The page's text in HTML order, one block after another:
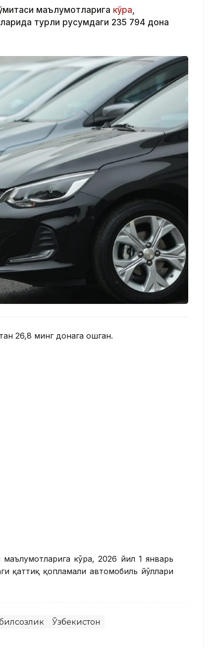
маълумотларига кўра,
турли русумдаги 235 794 дона
26,8 минг донага ошган.
кўра, 2026 йил 1 январь
қаттиқ қопламали автомобиль йўллари
Ўзбекистон